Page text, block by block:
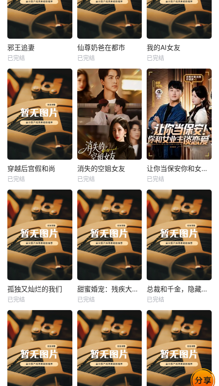
热播
邪王追妻
未知
邪王追妻
已完结
热播
未知
仙尊奶爸在都市
已完结
热播
我的AI女友
未知
我的AI女友
已完结
热播
未知
穿越后宫假和尚
已完结
热播
未知
消失的空姐女友
已完结
热播
未知
让你当保安你和女业主谈恋爱
已完结
热播
未知
孤独又灿烂的我们
已完结
热播
未知
甜蜜婚宠：残疾大佬夜夜撩
已完结
热播
未知
总裁和千金，隐藏身份闪婚了
已完结